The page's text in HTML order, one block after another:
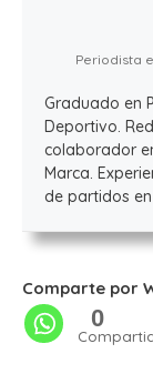
Periodista
Graduado en
Deportivo.
colaborador
Marca.
de partidos
Comparte por
0